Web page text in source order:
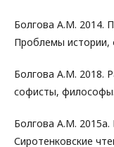
Болгова А.М. 2014.
Проблемы истории,
Болгова А.М. 2018.
софисты,
Болгова А.М.
Сиротенковские